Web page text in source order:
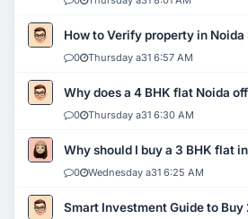
How to Verify property in Noida
0 Thursday a31 6:57 AM
Why does a 4 BHK flat Noida
0 Thursday a31 6:30 AM
Why should I buy a 3 BHK flat
0 Wednesday a31 6:25 AM
Smart Investment Guide to Buy